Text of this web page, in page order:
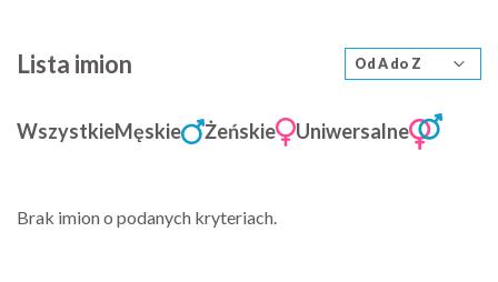
Lista imion
WszystkieMęskie Żeńskie Uniwersalne
Brak imion o podanych kryteriach.